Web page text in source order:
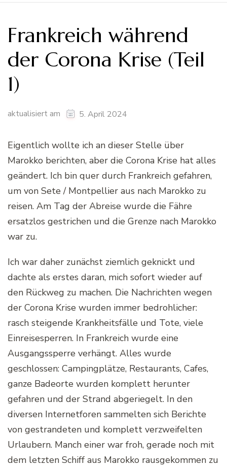
Frankreich während
der Corona Krise (Teil
1)
aktualisiert am 5. April 2024
Eigentlich wollte ich an dieser Stelle über
Marokko berichten, aber die Corona Krise hat alles
geändert. Ich bin quer durch Frankreich gefahren,
um von Sete / Montpellier aus nach Marokko zu
reisen. Am Tag der Abreise wurde die Fähre
ersatzlos gestrichen und die Grenze nach Marokko
war zu.
Ich war daher zunächst ziemlich geknickt und
dachte als erstes daran, mich sofort wieder auf
den Rückweg zu machen. Die Nachrichten wegen
der Corona Krise wurden immer bedrohlicher:
rasch steigende Krankheitsfälle und Tote, viele
Einreisesperren. In Frankreich wurde eine
Ausgangssperre verhängt. Alles wurde
geschlossen: Campingplätze, Restaurants, Cafes,
ganze Badeorte wurden komplett herunter
gefahren und der Strand abgeriegelt. In den
diversen Internetforen sammelten sich Berichte
von gestrandeten und komplett verzweifelten
Urlaubern. Manch einer war froh, gerade noch mit
dem letzten Schiff aus Marokko rausgekommen zu